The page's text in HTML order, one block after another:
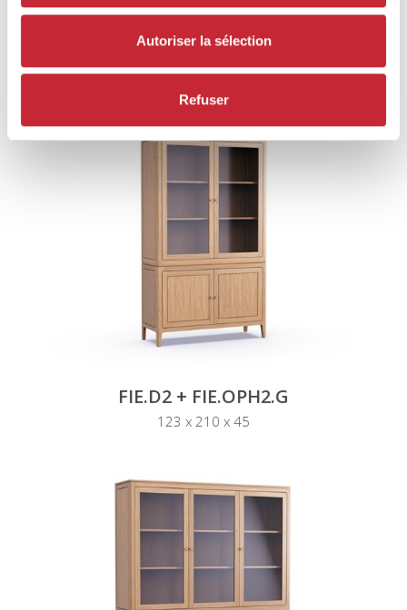
Autoriser la sélection
Refuser
FIE.D2 + FIE.OPH2.M
123 x 210 x 45
FIE.D2 + FIE.OPH2.G
123 x 210 x 45